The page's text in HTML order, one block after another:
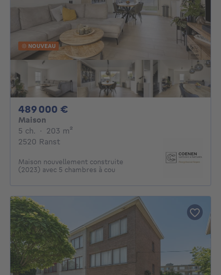
NOUVEAU
489 000 €
Maison
5 ch. 5 chambres
· 203 m²
2520 Ranst
Maison nouvellement construite
(2023) avec 5 chambres à cou